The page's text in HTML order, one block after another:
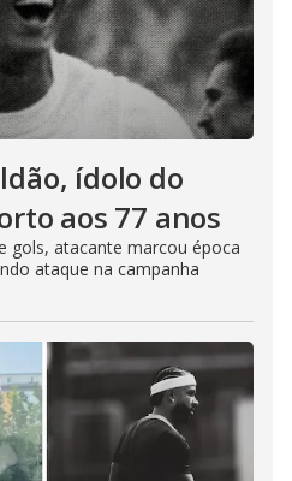
ídolo do
aos 77 anos
gols, atacante marcou época
ataque na campanha